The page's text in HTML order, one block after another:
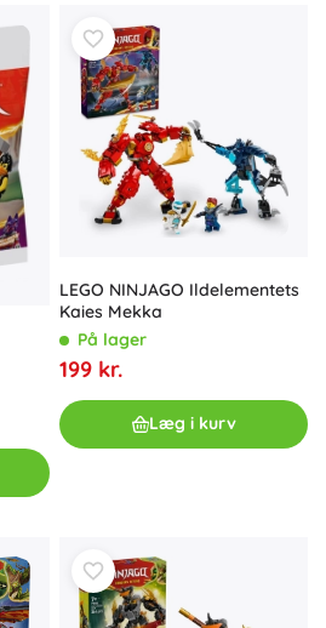
LEGO NINJAGO Ildelementets
Kaies Mekka
På lager
199 kr.
Læg i kurv